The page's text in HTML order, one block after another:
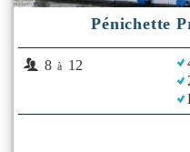
Pénichette
8 à 12